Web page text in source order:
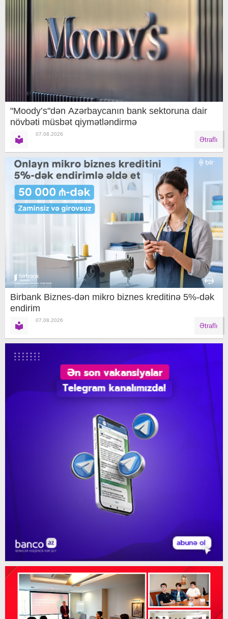
"Moody’s"dən Azərbaycanın bank sektoruna dair
növbəti müsbət qiymətləndirmə
07.08.2026
Ətraflı
Birbank Biznes-dən mikro biznes kreditinə 5%-dək
endirim
07.08.2026
Ətraflı